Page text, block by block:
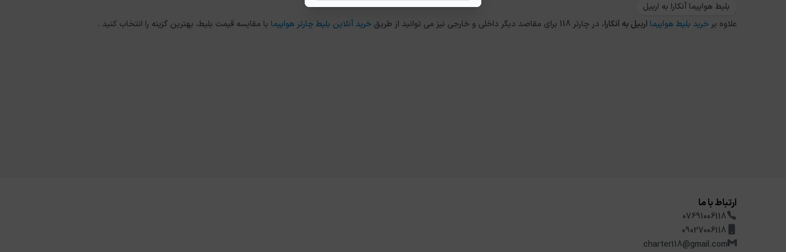
بلیط هواپیما آنکارا به اربیل
علاوه بر خرید بلیط هواپیما اربیلبه آنکارا، در چارتر 118 برای مقاصد دیگر داخلی و خارجی نیز می توانید از طریق خرید آنلاین بلیط چارتر هواپیما با مقایسه قیمت بلیط، بهترین گزینه را انتخاب کنید .
ارتباط با ما
07691006118
09027006118
charter118@gmail.com